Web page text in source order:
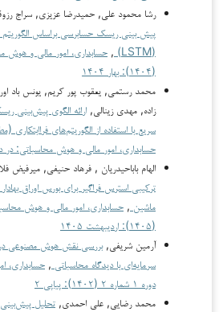
رشا محمود علي, حمیدرضا عزیزی, سراج
پیش بینی ریسک حسابرسی براساس
(LSTM)
,
(۱۴۰۴): بهار ۱۴۰۴
محمد رستمی, یعقوب پور کریم, یونس باد
زاده, مهدی زینالی, ارائه الگوی پیش‌بینی
سریع با استفاده از الگوریتم‌های
حسابداری، امور مالی و هوش محاسباتی: در
الهام باباحیدریان , فرهاد حنیفی, میرفیض
ترکیبی استرس فراگیر برای بورس اوراق
ماشین ,
(۱۴۰۵): اردیبهشت ۱۴۰۵
آرمین شریفی,بررسی نقش هوش مصنوعی در
سرمایه‌ای با دیدگاه محاسباتی , حسابداری،
دوره ۱ شماره ۲ (۱۴۰۲): پیاپی ۲
محمد رضایی, علی احمدی, تحلیل پیش‌بینی